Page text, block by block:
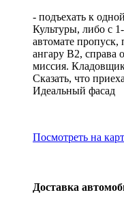
- подъехать к
Культуры, либо с
автомате пропуск,
ангару В2, справа
миссия.
Сказать, что
Идеальный фасад
Посмотреть на
Доставка